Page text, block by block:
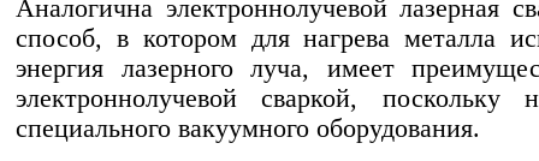
Аналогична электроннолучевой лазерная
способ, в котором для нагрева металла
энергия лазерного луча, имеет
электроннолучевой сваркой, поскольку
специального вакуумного оборудования.